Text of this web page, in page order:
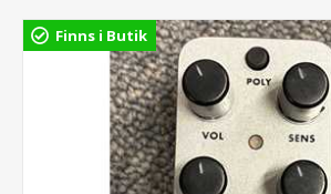
Finns i Butik